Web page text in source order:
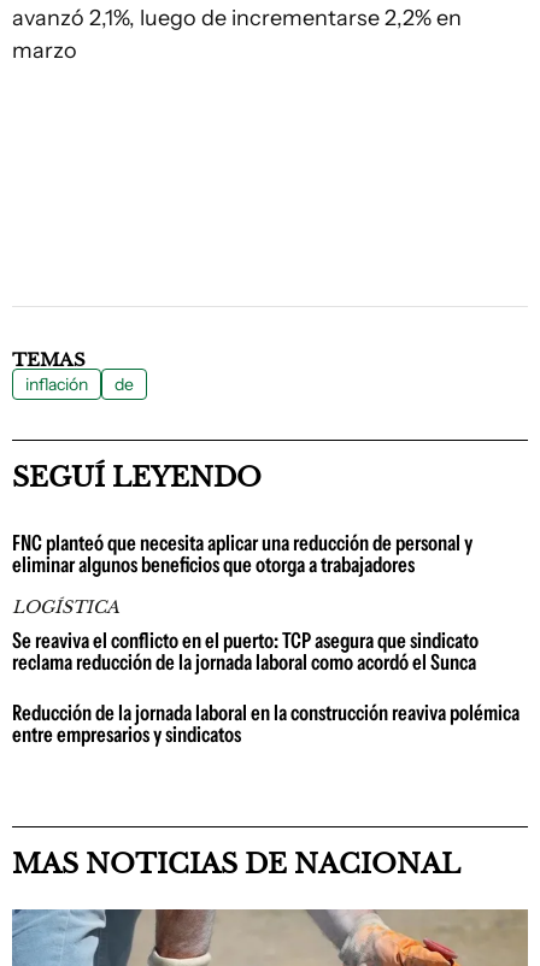
avanzó 2,1%, luego de incrementarse 2,2% en
marzo
TEMAS
inflación de
SEGUÍ LEYENDO
FNC planteó que necesita aplicar una reducción de personal y
eliminar algunos beneficios que otorga a trabajadores
LOGÍSTICA
Se reaviva el conflicto en el puerto: TCP asegura que sindicato
reclama reducción de la jornada laboral como acordó el Sunca
Reducción de la jornada laboral en la construcción reaviva polémica
entre empresarios y sindicatos
MAS NOTICIAS DE NACIONAL